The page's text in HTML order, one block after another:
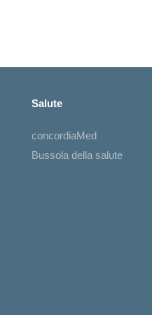
Salute
concordiaMed
Bussola della salute